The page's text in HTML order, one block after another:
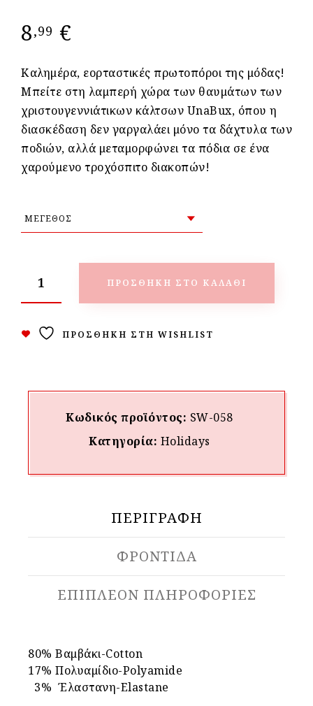
8,99 €
Καλημέρα, εορταστικές πρωτοπόροι της μόδας!
Μπείτε στη λαμπερή χώρα των θαυμάτων των
χριστουγεννιάτικων κάλτσων UnaBux, όπου η
διασκέδαση δεν γαργαλάει μόνο τα δάχτυλα των
ποδιών, αλλά μεταμορφώνει τα πόδια σε ένα
χαρούμενο τροχόσπιτο διακοπών!
ΠΡΟΣΘΉΚΗ ΣΤΟ ΚΑΛΆΘΙ
ΠΡΟΣΘΉΚΗ ΣΤΗ WISHLIST
Κωδικός προϊόντος: SW-058
Κατηγορία: Holidays
ΠΕΡΙΓΡΑΦΉ
ΦΡΟΝΤΙΔΑ
ΕΠΙΠΛΈΟΝ ΠΛΗΡΟΦΟΡΊΕΣ
80% Βαμβάκι-Cotton
17% Πολυαμίδιο-Polyamide
3% Έλαστανη-Elastane